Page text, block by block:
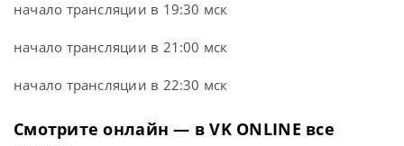
начало трансляции в 19:30 мск
начало трансляции в 21:00 мск
начало трансляции в 22:30 мск
Смотрите онлайн — в VK ONLINE все